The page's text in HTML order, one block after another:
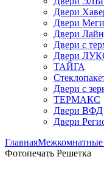
Двери
Двери Меги
Двери
Двери с
Двери
ТАЙГА
Двери с
ТЕРМАКС
Двери ВФД
Двери
ГлавнаяМежкомнатные
Фотопечать Решетка